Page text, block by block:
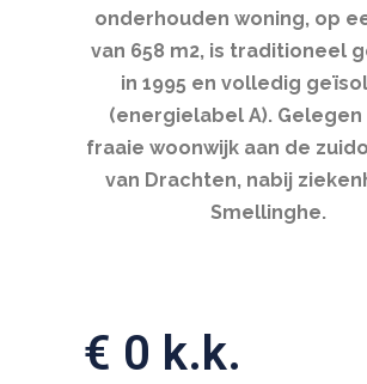
onderhouden woning, op
van 658 m2, is traditioneel
in 1995 en volledig
(energielabel A). Gelegen
fraaie woonwijk aan de
van Drachten, nabij
Smellinghe.
€ 0 k.k.